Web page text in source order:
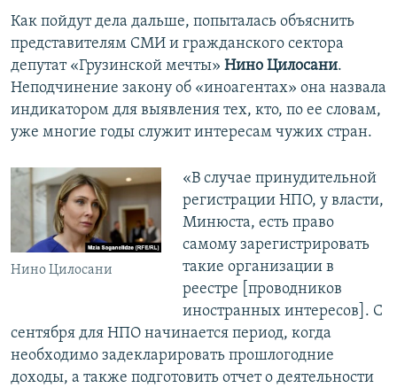
Как пойдут дела дальше, попыталась объяснить
представителям СМИ и гражданского сектора
депутат «Грузинской мечты» Нино Цилосани.
Неподчинение закону об «иноагентах» она назвала
индикатором для выявления тех, кто, по ее словам,
уже многие годы служит интересам чужих стран.
Нино Цилосани
«В случае принудительной
регистрации НПО, у власти,
Минюста, есть право
самому зарегистрировать
такие организации в
реестре [проводников
иностранных интересов]. С
сентября для НПО начинается период, когда
необходимо задекларировать прошлогодние
доходы, а также подготовить отчет о деятельности